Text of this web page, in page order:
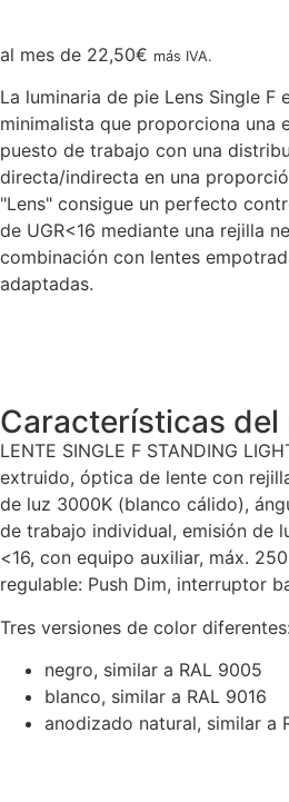
al mes de 22,50€ más IVA.
La luminaria de pie Lens Single F
minimalista que proporciona una
puesto de trabajo con una
directa/indirecta en una
"Lens" consigue un perfecto
de UGR<16 mediante una rejilla
combinación con lentes
adaptadas.
Características
LENTE SINGLE F STANDING
extruido, óptica de lente con
de luz 3000K (blanco cálido),
de trabajo individual, emisión de
<16, con equipo auxiliar, máx.
regulable: Push Dim, interruptor
Tres versiones de color diferentes:
negro, similar a RAL 9005
blanco, similar a RAL 9016
anodizado natural, similar a